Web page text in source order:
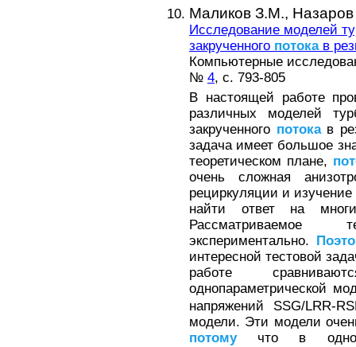
Маликов З.М.,
Исследование моделей
закрученного потокав
Компьютерные
№ 4, с. 793-805
В настоящей работе
различных моделей
закрученного потокав
задача имеет большое
теоретическом плане,
очень сложная
рециркуляции и
найти ответ на
экспериментально.
интересной тестовой
работе
однопараметрической
напряжений SSG/LRR-
модели. Эти модели
потомучто в